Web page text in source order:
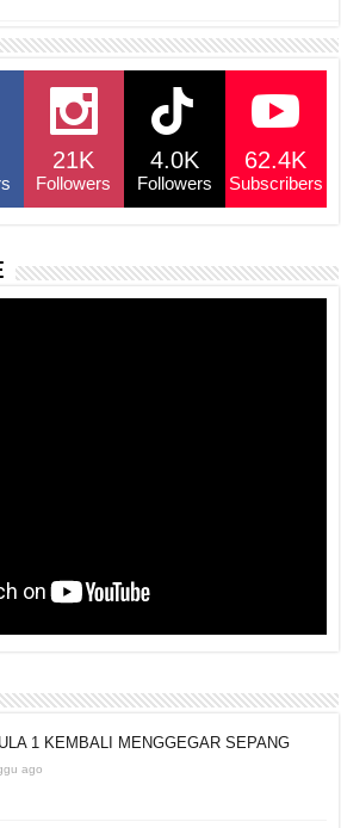
a
y
Li
n
k
e
21K
Followers
4.0K
Followers
62.4K
Subscribers
1 KEMBALI MENGGEGAR SEPANG
ago